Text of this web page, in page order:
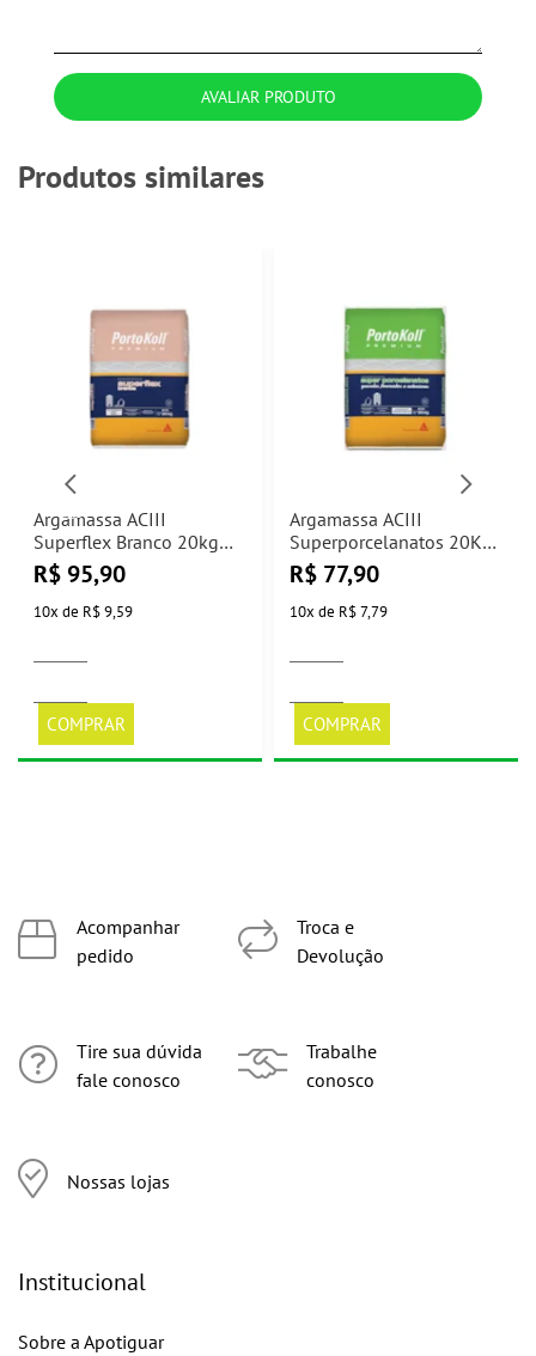
AVALIAR PRODUTO
Produtos similares
Argamassa ACIII
Superflex Branco 20kg
Portokoll
R$ 95,90
10x de R$ 9,59
COMPRAR
Argamassa ACIII
Superporcelanatos 20Kg
Portokoll
R$ 77,90
10x de R$ 7,79
COMPRAR
Acompanhar
pedido
Tire sua dúvida
fale conosco
Nossas lojas
Troca e
Devolução
Trabalhe
conosco
Institucional
Sobre a Apotiguar